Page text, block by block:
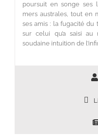
poursuit en songe ses
mers australes, tout en
ses amis : la fugacité du
sur celui qu’a saisi
soudaine intuition de